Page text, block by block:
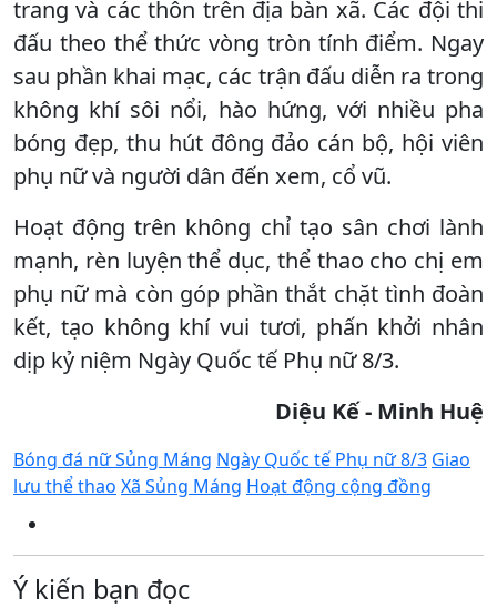
trang và các thôn trên địa bàn xã. Các đội thi
đấu theo thể thức vòng tròn tính điểm. Ngay
sau phần khai mạc, các trận đấu diễn ra trong
không khí sôi nổi, hào hứng, với nhiều pha
bóng đẹp, thu hút đông đảo cán bộ, hội viên
phụ nữ và người dân đến xem, cổ vũ.
Hoạt động trên không chỉ tạo sân chơi lành
mạnh, rèn luyện thể dục, thể thao cho chị em
phụ nữ mà còn góp phần thắt chặt tình đoàn
kết, tạo không khí vui tươi, phấn khởi nhân
dịp kỷ niệm Ngày Quốc tế Phụ nữ 8/3.
Diệu Kế - Minh Huệ
Bóng đá nữ Sủng Máng Ngày Quốc tế Phụ nữ 8/3 Giao
lưu thể thao Xã Sủng Máng Hoạt động cộng đồng
Ý kiến bạn đọc